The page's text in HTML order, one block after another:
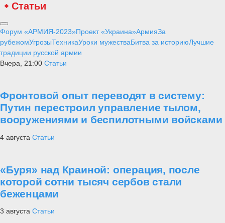
Статьи
Форум «АРМИЯ-2023»Проект «Украина»АрмияЗа
рубежомУгрозыТехникаУроки мужестваБитва за историюЛучшие
традиции русской армии
Вчера, 21:00 Статьи
Фронтовой опыт переводят в систему:
Путин перестроил управление тылом,
вооружениями и беспилотными войсками
4 августа Статьи
«Буря» над Краиной: операция, после
которой сотни тысяч сербов стали
беженцами
3 августа Статьи